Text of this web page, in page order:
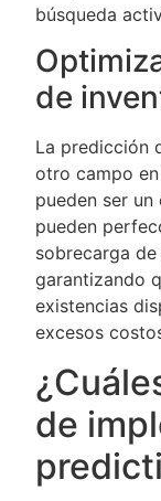
búsqueda
de
La predicción
otro campo
pueden ser
pueden
sobrecarga
garantizando
existencias
excesos
de